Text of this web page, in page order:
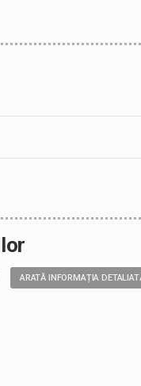
ARATĂ INFORMAȚIA